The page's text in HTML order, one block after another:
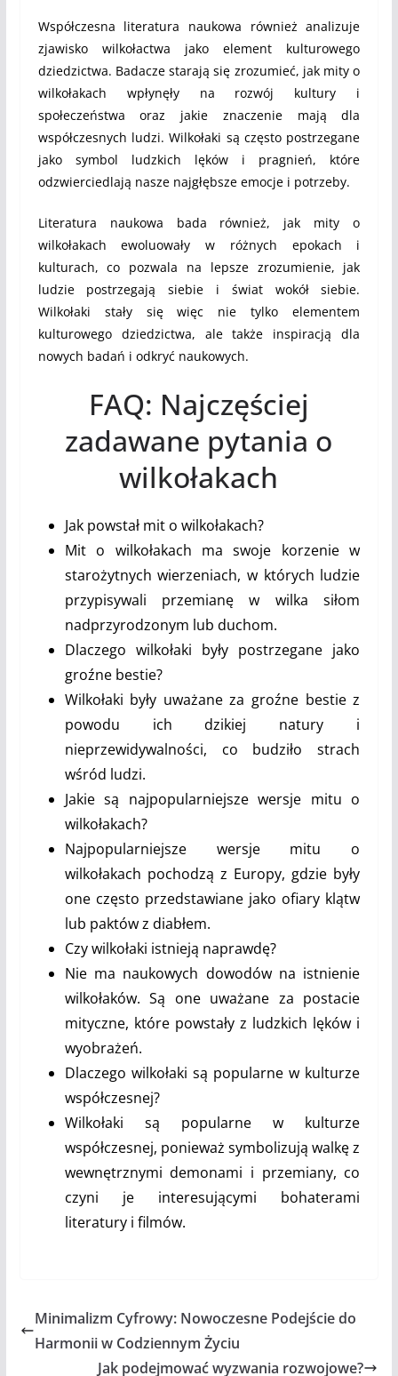
Współczesna literatura naukowa również analizuje
zjawisko wilkołactwa jako element kulturowego
dziedzictwa. Badacze starają się zrozumieć, jak mity o
wilkołakach wpłynęły na rozwój kultury i
społeczeństwa oraz jakie znaczenie mają dla
współczesnych ludzi. Wilkołaki są często postrzegane
jako symbol ludzkich lęków i pragnień, które
odzwierciedlają nasze najgłębsze emocje i potrzeby.
Literatura naukowa bada również, jak mity o
wilkołakach ewoluowały w różnych epokach i
kulturach, co pozwala na lepsze zrozumienie, jak
ludzie postrzegają siebie i świat wokół siebie.
Wilkołaki stały się więc nie tylko elementem
kulturowego dziedzictwa, ale także inspiracją dla
nowych badań i odkryć naukowych.
FAQ: Najczęściej
zadawane pytania o
wilkołakach
Jak powstał mit o wilkołakach?
Mit o wilkołakach ma swoje korzenie w
starożytnych wierzeniach, w których ludzie
przypisywali przemianę w wilka siłom
nadprzyrodzonym lub duchom.
Dlaczego wilkołaki były postrzegane jako
groźne bestie?
Wilkołaki były uważane za groźne bestie z
powodu ich dzikiej natury i
nieprzewidywalności, co budziło strach
wśród ludzi.
Jakie są najpopularniejsze wersje mitu o
wilkołakach?
Najpopularniejsze wersje mitu o
wilkołakach pochodzą z Europy, gdzie były
one często przedstawiane jako ofiary klątw
lub paktów z diabłem.
Czy wilkołaki istnieją naprawdę?
Nie ma naukowych dowodów na istnienie
wilkołaków. Są one uważane za postacie
mityczne, które powstały z ludzkich lęków i
wyobrażeń.
Dlaczego wilkołaki są popularne w kulturze
współczesnej?
Wilkołaki są popularne w kulturze
współczesnej, ponieważ symbolizują walkę z
wewnętrznymi demonami i przemiany, co
czyni je interesującymi bohaterami
literatury i filmów.
Minimalizm Cyfrowy: Nowoczesne Podejście do
Harmonii w Codziennym Życiu
Jak podejmować wyzwania rozwojowe?